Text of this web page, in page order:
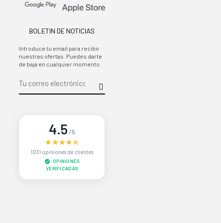
BOLETIN DE NOTICIAS
Introduce tu email para recibir
nuestras ofertas. Puedes darte
de baja en cualquier momento.
4.5/5
1031 opiniones de clientes
OPINIONES
VERIFICADAS